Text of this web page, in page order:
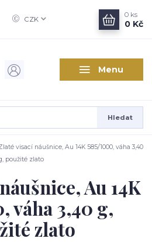
Menu
CZK
Hledat
0 ks
0 Kč
visací náušnice, Au 14K 585/1000, váha 3,40
použité zlato
Au 14K
váha 3,40 g,
zlato